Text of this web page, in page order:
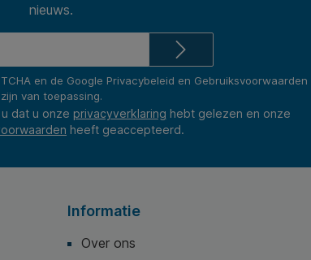
nieuws.
en de Google Privacybeleid en Gebruiksvoorwaarden
zijn van toepassing.
dat u onze privacyverklaring hebt gelezen en onze
heeft geaccepteerd.
Informatie
Over ons